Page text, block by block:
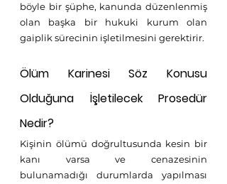
böyle bir şüphe, kanunda düzenlenmiş
olan başka bir hukuki kurum olan
gaiplik sürecinin işletilmesini gerektirir.
Ölüm Karinesi Söz Konusu
Olduğuna İşletilecek Prosedür
Nedir?
Kişinin ölümü doğrultusunda kesin bir
kanı varsa ve cenazesinin
bulunamadığı durumlarda yapılması